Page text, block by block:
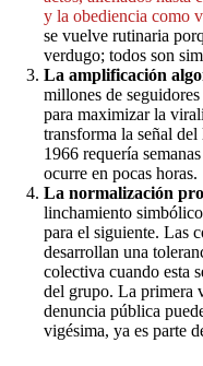
y la obediencia como
se vuelve rutinaria
verdugo; todos son
La amplificación
millones de
para maximizar la
transforma la señal
1966 requería
ocurre en pocas horas.
La normalización
linchamiento
para el siguiente. Las
desarrollan una
colectiva cuando esta
del grupo. La primera
denuncia pública
vigésima, ya es parte